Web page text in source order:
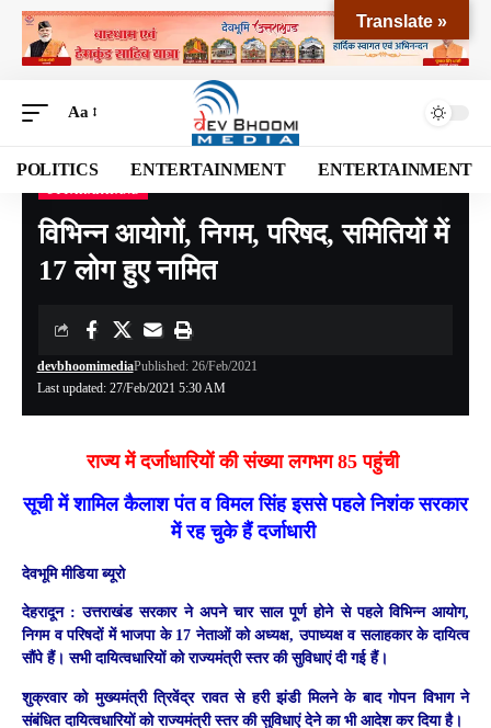
Aa
POLITICS ENTERTAINMENT ENTERTAINMENT
Devbhoomi Media>Blog>NATIONAL> UTTARAKHAND>विभिन्न आयोगों, निगम, परिषद, समितियों में 17 लोग हुए नामित
विभिन्न आयोगों, निगम, परिषद, समितियों में
17 लोग हुए नामित
Last updated: 27/Feb/2021 5:30 AM
devbhoomimediaPublished: 26/Feb/2021
राज्य में दर्जाधारियों की संख्या लगभग 85 पहुंची
सूची में शामिल कैलाश पंत व विमल सिंह इससे पहले निशंक सरकार
में रह चुके हैं दर्जाधारी
देवभूमि मीडिया ब्यूरो
देहरादून : उत्तराखंड सरकार ने अपने चार साल पूर्ण होने से पहले विभिन्न आयोग,
निगम व परिषदों में भाजपा के 17 नेताओं को अध्यक्ष, उपाध्यक्ष व सलाहकार के दायित्व
सौंपे हैं। सभी दायित्वधारियों को राज्यमंत्री स्तर की सुविधाएं दी गई हैं।
शुक्रवार को मुख्यमंत्री त्रिवेंद्र रावत से हरी झंडी मिलने के बाद गोपन विभाग ने
संबंधित दायित्वधारियों को राज्यमंत्री स्तर की सुविधाएं देने का भी आदेश कर दिया है।
Translate »